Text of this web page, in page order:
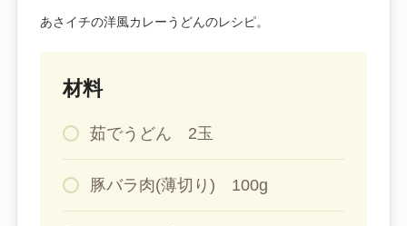
あさイチの洋風カレーうどんのレシピ。
材料
茹でうどん 2玉
豚バラ肉(薄切り) 100g